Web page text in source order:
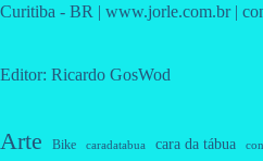
Curitiba - BR | www.jorle.com.br |
Editor: Ricardo GosWod
Arte Bike caradatabua cara da tábua